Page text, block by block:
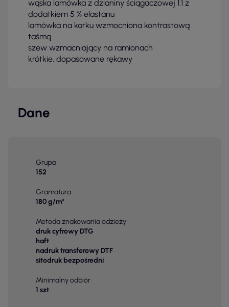
wąska lamówka z dzianiny ściągaczowej 1:1 z
dodatkiem 5 % elastanu
lamówka na karku wzmocniona kontrastową
taśmą
szew wzmacniający na ramionach
krótkie, dopasowane rękawy
Dane
Grupa
152
Gramatura
180 g/m²
Metoda znakowania odzieży
druk cyfrowy DTG
haft
nadruk transferowy DTF
sitodruk bezpośredni
Minimalny odbiór
1 szt